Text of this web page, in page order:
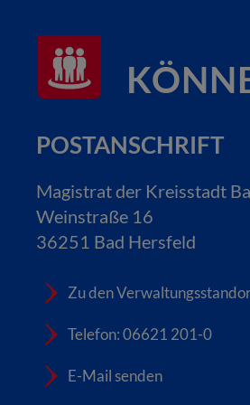
POSTANSCHRIFT
Magistrat der Kreisstadt
Weinstraße 16
36251 Bad Hersfeld
Zu den
Telefon: 06621 201-0
E-Mail senden